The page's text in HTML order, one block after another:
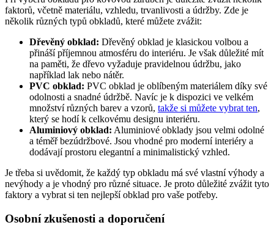
faktorů, včetně materiálu, vzhledu, trvanlivosti a údržby. Zde je
několik různých typů obkladů, které můžete zvážit:
Dřevěný obklad: Dřevěný obklad je klasickou volbou a
přináší příjemnou atmosféru do interiéru. Je však důležité mít
na paměti, že dřevo vyžaduje pravidelnou údržbu, jako
například lak nebo nátěr.
PVC obklad: PVC obklad je oblíbeným materiálem díky své
odolnosti a snadné údržbě. Navíc je k dispozici ve velkém
množství různých barev a vzorů, takže si můžete vybrat ten,
který se hodí k celkovému designu interiéru.
Aluminiový obklad: Aluminiové obklady jsou velmi odolné
a téměř bezúdržbové. Jsou vhodné pro moderní interiéry a
dodávají prostoru elegantní a minimalistický vzhled.
Je třeba si uvědomit, že každý typ obkladu má své vlastní výhody a
nevýhody a je vhodný pro různé situace. Je proto důležité zvážit tyto
faktory a vybrat si ten nejlepší obklad pro vaše potřeby.
Osobní zkušenosti a doporučení